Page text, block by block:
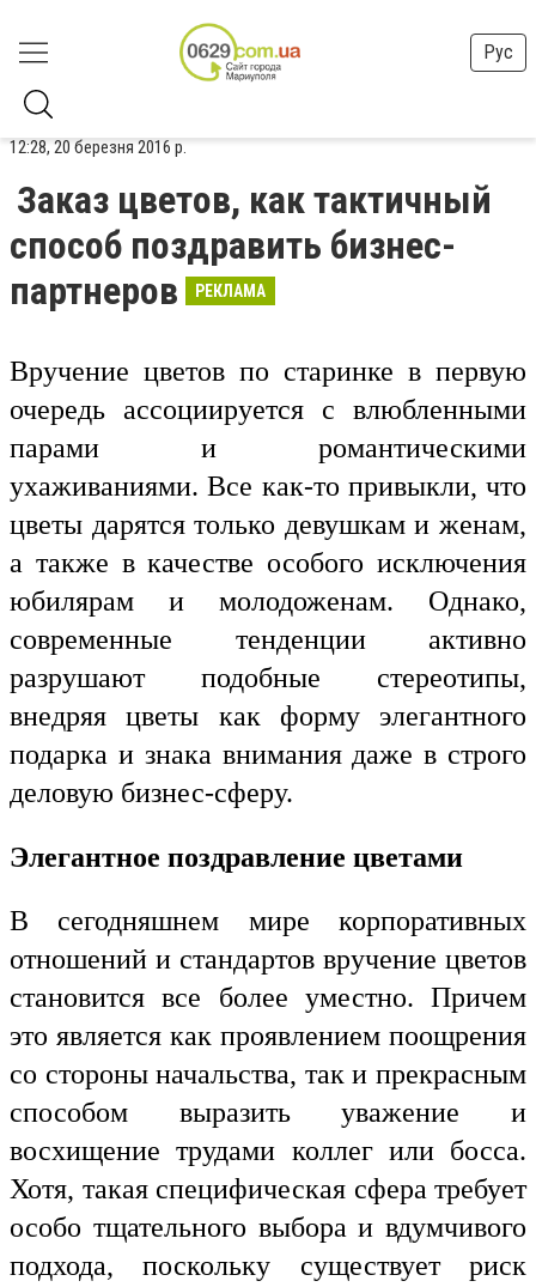
Рус
12:28, 20 березня 2016 р.
Заказ цветов, как тактичный
способ поздравить бизнес-
партнеров
РЕКЛАМА
Вручение цветов по старинке в первую
очередь ассоциируется с влюбленными
парами и романтическими
ухаживаниями. Все как-то привыкли, что
цветы дарятся только девушкам и женам,
а также в качестве особого исключения
юбилярам и молодоженам. Однако,
современные тенденции активно
разрушают подобные стереотипы,
внедряя цветы как форму элегантного
подарка и знака внимания даже в строго
деловую бизнес-сферу.
Элегантное поздравление цветами
В сегодняшнем мире корпоративных
отношений и стандартов вручение цветов
становится все более уместно. Причем
это является как проявлением поощрения
со стороны начальства, так и прекрасным
способом выразить уважение и
восхищение трудами коллег или босса.
Хотя, такая специфическая сфера требует
особо тщательного выбора и вдумчивого
подхода, поскольку существует риск